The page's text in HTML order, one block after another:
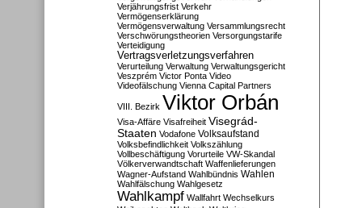
Verjährungsfrist Verkehr
Vermögenserklärung
Vermögensverwaltung Versammlungsrecht
Verschwörungstheorien Versorgungstarife
Verteidigung
Vertragsverletzungsverfahren
Verurteilung Verwaltung Verwaltungsgericht
Veszprém Victor Ponta Video
Videofälschung Vienna Capital Partners
VIII. Bezirk Viktor Orbán
Visa-Affäre Visafreiheit Visegrád-
Staaten Vodafone Volksaufstand
Volksbefindlichkeit Volkszählung
Vollbeschäftigung Vorurteile VW-Skandal
Völkerverwandtschaft Waffenlieferungen
Wagner-Aufstand Wahlbündnis Wahlen
Wahlfälschung Wahlgesetz
Wahlkampf Wallfahrt Wechselkurs